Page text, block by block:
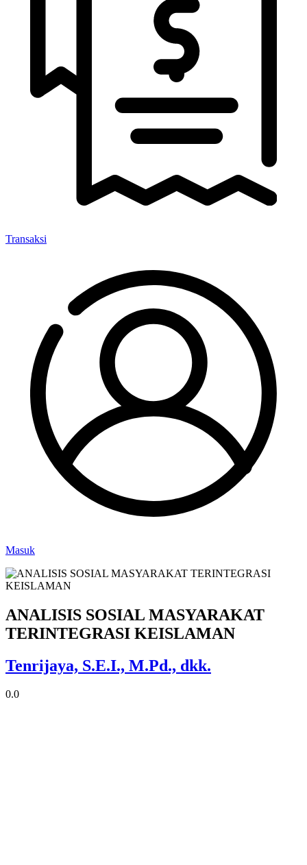
Transaksi
Masuk
ANALISIS SOSIAL MASYARAKAT
TERINTEGRASI KEISLAMAN
Tenrijaya, S.E.I., M.Pd., dkk.
0.0